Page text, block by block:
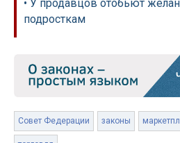
• У продавцов отобьют
подросткам
Совет Федерации законы